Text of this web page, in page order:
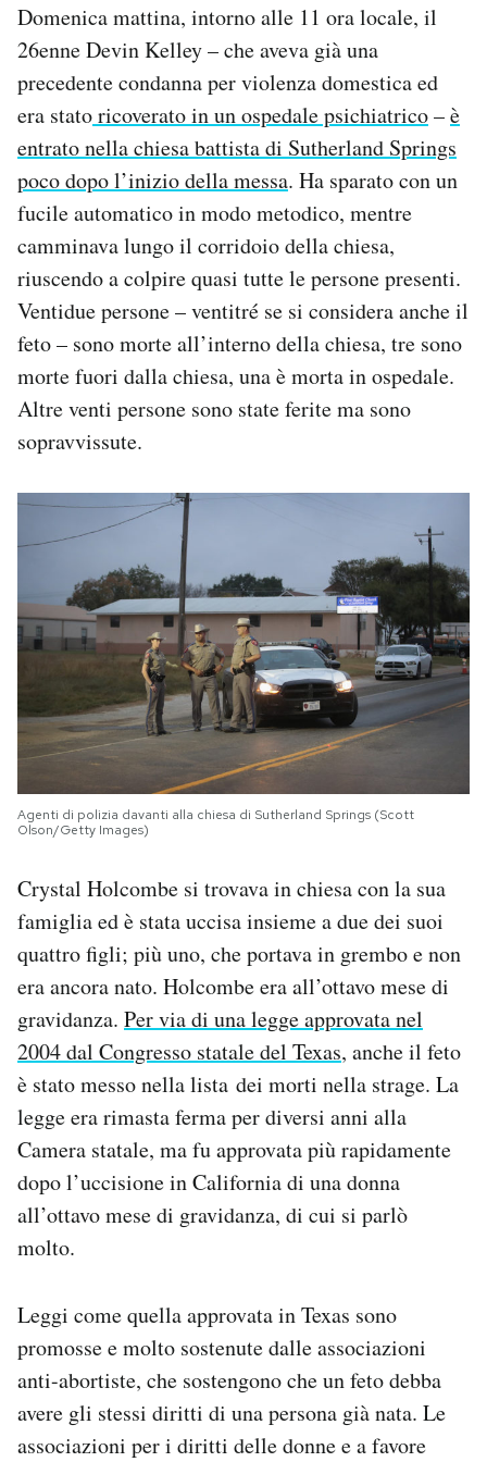
Domenica mattina, intorno alle 11 ora locale, il
26enne Devin Kelley – che aveva già una
precedente condanna per violenza domestica ed
era statoricoverato in un ospedale psichiatrico–è
entrato nella chiesa battista di Sutherland Springs
poco dopo l’inizio della messa. Ha sparato con un
fucile automatico in modo metodico, mentre
camminava lungo il corridoio della chiesa,
riuscendo a colpire quasi tutte le persone presenti.
Ventidue persone – ventitré se si considera anche il
feto – sono morte all’interno della chiesa, tre sono
morte fuori dalla chiesa, una è morta in ospedale.
Altre venti persone sono state ferite ma sono
sopravvissute.
Agenti di polizia davanti alla chiesa di Sutherland Springs (Scott
Olson/Getty Images)
Crystal Holcombe si trovava in chiesa con la sua
famiglia ed è stata uccisa insieme a due dei suoi
quattro figli; più uno, che portava in grembo e non
era ancora nato. Holcombe era all’ottavo mese di
gravidanza. Per via di una legge approvata nel
2004 dal Congresso statale del Texas, anche il feto
è stato messo nella lista dei morti nella strage. La
legge era rimasta ferma per diversi anni alla
Camera statale, ma fu approvata più rapidamente
dopo l’uccisione in California di una donna
all’ottavo mese di gravidanza, di cui si parlò
molto.
Leggi come quella approvata in Texas sono
promosse e molto sostenute dalle associazioni
anti-abortiste, che sostengono che un feto debba
avere gli stessi diritti di una persona già nata. Le
associazioni per i diritti delle donne e a favore